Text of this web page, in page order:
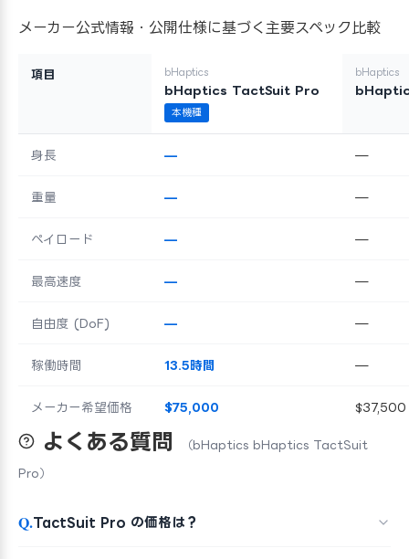
メーカー公式情報・公開仕様に基づく主要スペック比較
項目 bHaptics
bHaptics TactSuit Pro
本機種
bHaptics
身長 — —
重量 — —
ペイロード — —
最高速度 — —
自由度 (DoF) — —
稼働時間 13.5時間 —
メーカー希望価格 $75,000 $37,500
よくある質問 （bHaptics bHaptics TactSuit
Pro）
Q.TactSuit Pro の価格は？